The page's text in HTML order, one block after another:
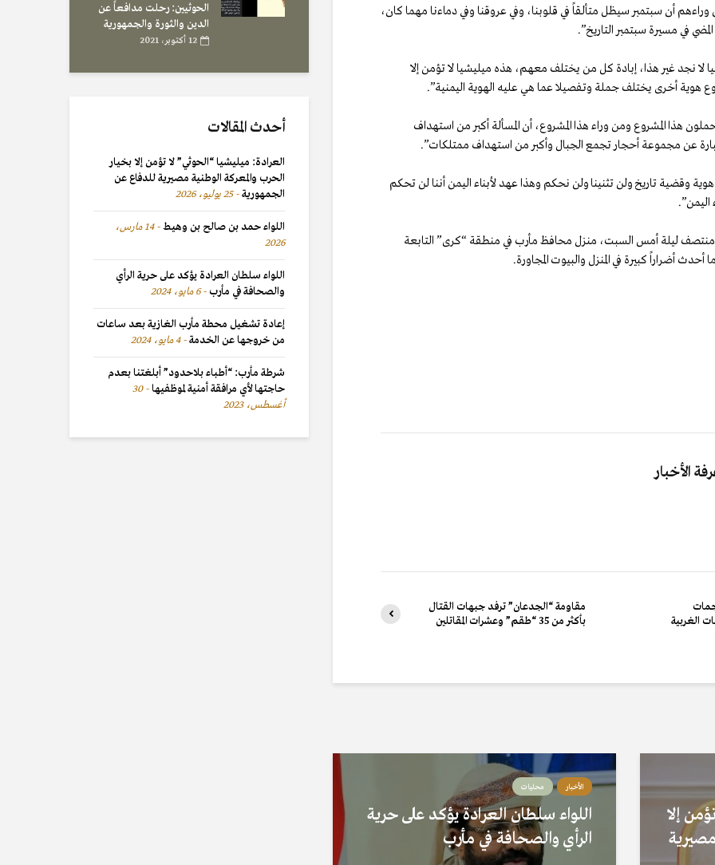
أن سبتمبر سيظل متألقاً في قلوبنا، وفي عروقنا وفي دماءنا مهما كان،
في مسيرة سبتمبر التاريخ”.
لا نجد غير هذا، إبادة كل من يختلف معهم، هذه ميليشيا لا تؤمن إلا
أخرى يختلف جملة وتفصيلا عما هي عليه الهوية اليمنية”.
هذا المشروع ومن وراء هذا المشروع، أن المسألة أكبر من استهداف
عن مجموعة أحجار تجمع الجبال وأكبر من استهداف ممتلكات”.
وقضية تاريخ ولن تثنينا ولن نحكم وهذا عهد لأبناء اليمن أننا لن تحكم
اليمن”.
ليلة أمس السبت، منزل محافظ مأرب في منطقة “كرى” التابعة
أضراراً كبيرة في المنزل والبيوت المجاورة.
مقاومة “الجدعان” ترفد جبهات القتال
بأكثر من 35 “طقم” وعشرات المقاتلين
الغربية
إلا
الأخبار محليات
اللواء سلطان العرادة يؤكد على حرية
الرأي والصحافة في مأرب
الحوثيين: رحلت مدافعاً عن
الدين والثورة والجمهورية
12 أكتوبر، 2021
أحدث المقالات
العرادة: ميليشيا “الحوثي” لا تؤمن إلا بخيار
الحرب والمعركة الوطنية مصيرية للدفاع عن
الجمهورية
25 يوليو، 2026
اللواء حمد بن صالح بن وهيط
14 مارس،
2026
اللواء سلطان العرادة يؤكد على حرية الرأي
والصحافة في مأرب
6 مايو، 2024
إعادة تشغيل محطة مأرب الغازية بعد ساعات
من خروجها عن الخدمة
4 مايو، 2024
شرطة مأرب: “أطباء بلاحدود” أبلغتنا بعدم
حاجتها لأي مرافقة أمنية لموظفيها
30
أغسطس، 2023